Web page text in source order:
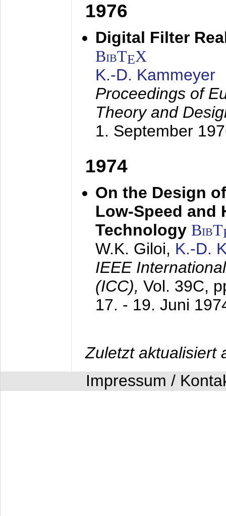
1976
Digital Filter
BibTEX
K.-D. Kammeyer
Proceedings of
Theory and
1. September
1974
On the Design
Low-Speed and
Technology BibT
W.K. Giloi, K.-D.
IEEE
(ICC), Vol. 39C,
17. - 19. Juni
Zuletzt aktualisiert
Impressum /